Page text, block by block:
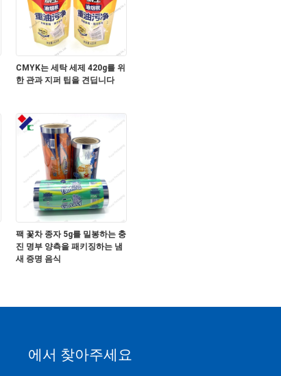
CMYK는 세탁 세제 420g를 위
한 관과 지퍼 팁을 견딥니다
팩 꽃차 종자 5g를 밀봉하는 충
진 명부 양측을 패키징하는 냄
새 증명 음식
에서 찾아주세요